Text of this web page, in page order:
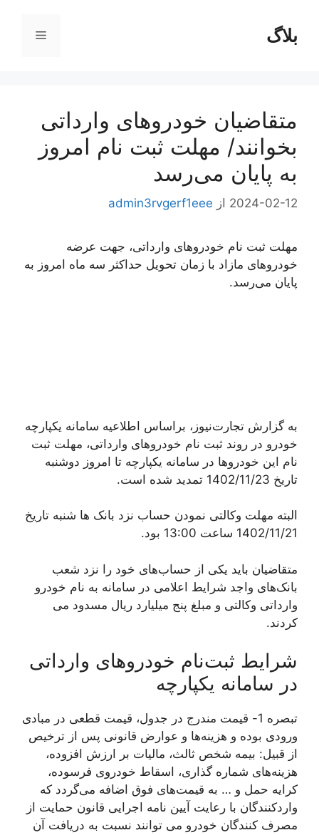
محتوابلاگ فهرست
متقاضیان خودروهای وارداتی
بخوانند/ مهلت ثبت نام امروز
به پایان می‌رسد
2024-02-12 از admin3rvgerf1eee
مهلت ثبت نام خودروهای وارداتی، جهت عرضه
خودروهای مازاد با زمان تحویل حداکثر سه ماه امروز به
پایان می‌رسد.
به گزارش تجارت‌نیوز، براساس اطلاعیه سامانه یکپارچه
خودرو در روند ثبت نام خودروهای وارداتی، مهلت ثبت
نام این خودروها در سامانه یکپارچه تا امروز دوشنبه
تاریخ 1402/11/23 تمدید شده است.
البته مهلت وکالتی نمودن حساب نزد بانک ها شنبه تاریخ
1402/11/21 ساعت 13:00 بود.
متقاضیان باید یکی از حساب‌های خود را نزد شعب
بانک‌های واجد شرایط اعلامی در سامانه به نام خودرو
وارداتی وکالتی و مبلغ پنج میلیارد ریال مسدود می
کردند.
شرایط ثبت‌نام خودروهای وارداتی
در سامانه یکپارچه
تبصره 1- قیمت مندرج در جدول، قیمت قطعی در مبادی
ورودی بوده و هزینه‌ها و عوارض قانونی پس از ترخیص
از قبیل: بیمه شخص ثالث، مالیات بر ارزش افزوده،
هزینه‌های شماره گذاری، اسقاط خودروی فرسوده،
کرایه حمل و … به قیمت‌های فوق اضافه می‌گردد که
واردکنندگان با رعایت آیین نامه اجرایی قانون حمایت از
مصرف کنندگان خودرو می توانند نسبت به دریافت آن